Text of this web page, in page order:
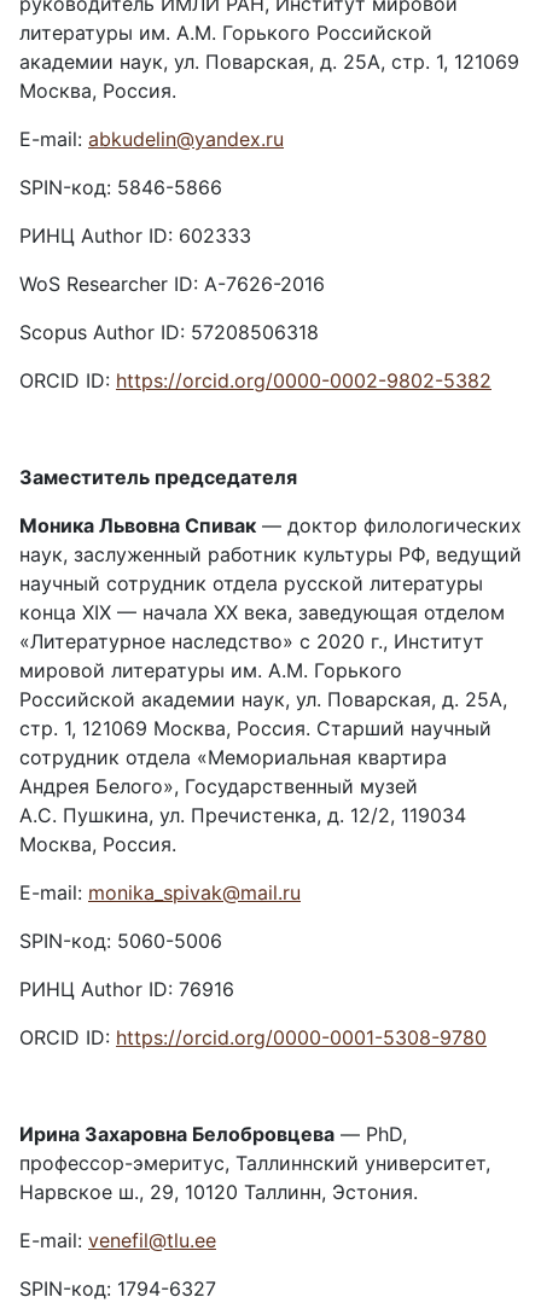
литературы им. А.М. Горького Российской
академии наук, ул. Поварская, д. 25А, стр. 1, 121069
Москва, Россия.
E-mail: abkudelin@yandex.ru
SPIN-код: 5846-5866
РИНЦ Author ID: 602333
WoS Researcher ID: A-7626-2016
Scopus Author ID: 57208506318
ORCID ID: https://orcid.org/0000-0002-9802-5382
Заместитель председателя
Моника Львовна Спивак — доктор филологических
наук, заслуженный работник культуры РФ, ведущий
научный сотрудник отдела русской литературы
конца XIX — начала XX века, заведующая отделом
«Литературное наследство» с 2020 г., Институт
мировой литературы им. А.М. Горького
Российской академии наук, ул. Поварская, д. 25А,
стр. 1, 121069 Москва, Россия. Старший научный
сотрудник отдела «Мемориальная квартира
Андрея Белого», Государственный музей
А.С. Пушкина, ул. Пречистенка, д. 12/2, 119034
Москва, Россия.
E-mail: monika_spivak@mail.ru
SPIN-код: 5060-5006
РИНЦ Author ID: 76916
ORCID ID: https://orcid.org/0000-0001-5308-9780
Ирина Захаровна Белобровцева — PhD,
профессор-эмеритус, Таллиннский университет,
Нарвское ш., 29, 10120 Таллинн, Эстония.
E-mail: venefil@tlu.ee
SPIN-код: 1794-6327